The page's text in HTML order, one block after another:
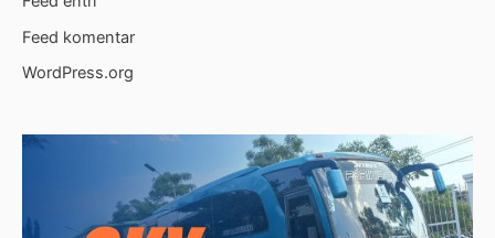
Feed komentar
WordPress.org